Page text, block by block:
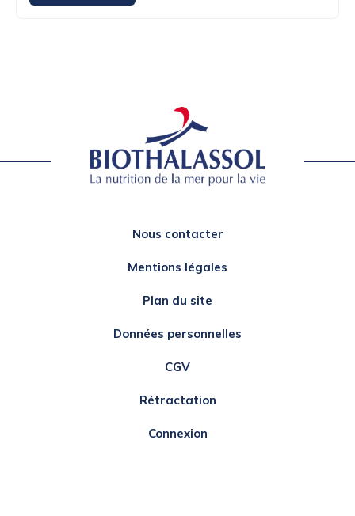
Nous contacter
Mentions légales
Plan du site
Données personnelles
CGV
Rétractation
Connexion